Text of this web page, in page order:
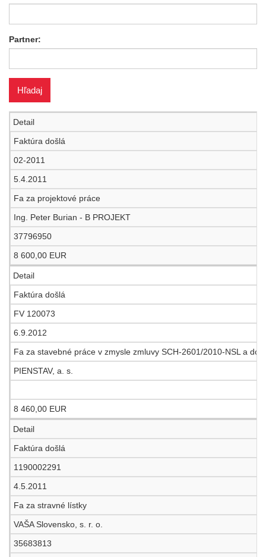
Partner:
Detail
Faktúra došlá
02-2011
5.4.2011
Fa za projektové práce
Ing. Peter Burian - B PROJEKT
37796950
8 600,00 EUR
Detail
Faktúra došlá
FV 120073
6.9.2012
Fa za stavebné práce v zmysle zmluvy SCH-2601/2010-NSL a
PIENSTAV, a. s.
8 460,00 EUR
Detail
Faktúra došlá
1190002291
4.5.2011
Fa za stravné lístky
VAŠA Slovensko, s. r. o.
35683813